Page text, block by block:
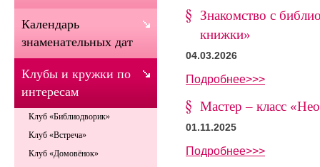
Знакомство с
книжки»
04.03.2026
Подробнее>>>
Мастер – класс
01.11.2025
Подробнее>>>
Календарь
знаменательных дат
Клубы и кружки по
интересам
Клуб «Библиодворик»
Клуб «Встреча»
Клуб «Домовёнок»